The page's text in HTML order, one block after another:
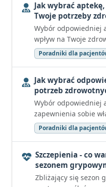
Jak wybrać
Twoje potrzeby
Wybór odpowiedniej
wpływ na Twoje
Poradniki dla
Jak wybrać
potrzeb
Wybór odpowiedniej
zapewnienia sobie
Poradniki dla
Szczepienia - co
sezonem
Zbliżający się sezon